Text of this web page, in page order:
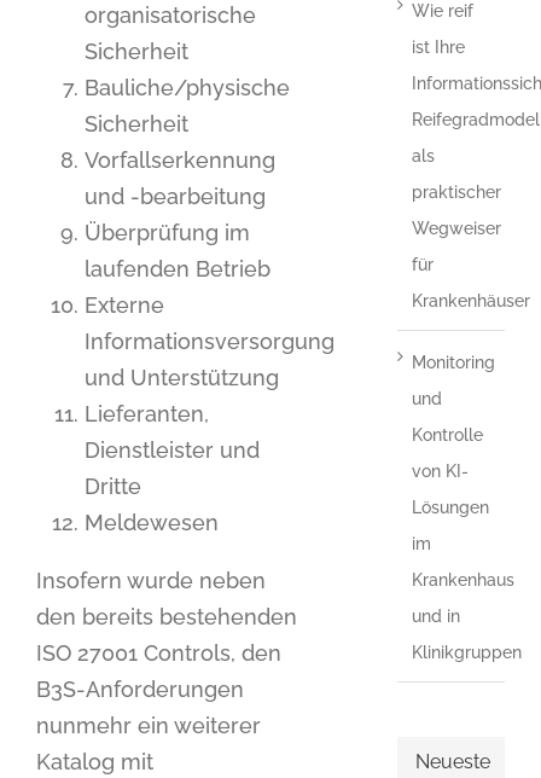
organisatorische
Sicherheit
Bauliche/physische
Sicherheit
Vorfallserkennung
und -bearbeitung
Überprüfung im
laufenden Betrieb
Externe
Informationsversorgung
und Unterstützung
Lieferanten,
Dienstleister und
Dritte
Meldewesen
Insofern wurde neben
den bereits bestehenden
ISO 27001 Controls, den
B3S-Anforderungen
nunmehr ein weiterer
Katalog mit
Wie reif
ist Ihre
als
praktischer
Wegweiser
für
Krankenhäuser
Monitoring
und
Kontrolle
von KI-
Lösungen
im
Krankenhaus
und in
Klinikgruppen
Neueste